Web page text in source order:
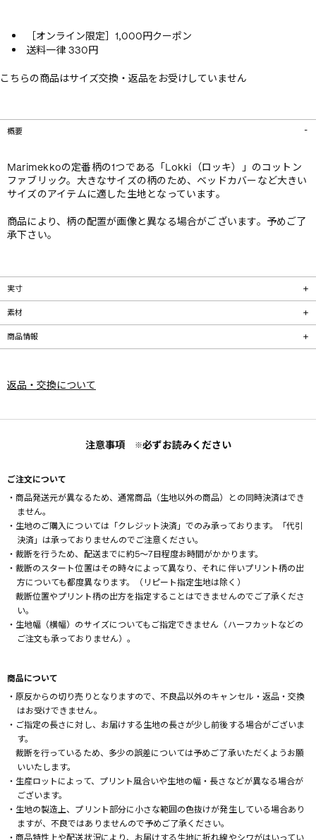
［オンライン限定］1,000円クーポン
送料一律 330円
こちらの商品はサイズ交換・返品をお受けしていません
概要
Marimekkoの定番柄の1つである「Lokki（ロッキ）」のコットン
ファブリック。大きなサイズの柄のため、ベッドカバーなど大きい
サイズのアイテムに適した生地となっています。
商品により、柄の配置が画像と異なる場合がございます。予めご了
承下さい。
実寸
素材
商品情報
返品・交換について
注意事項 ※必ずお読みください
ご注文について
・商品発送元が異なるため、通常商品（生地以外の商品）との同時決済はでき
ません。
・生地のご購入については「クレジット決済」でのみ承っております。「代引
決済」は承っておりませんのでご注意ください。
・裁断を行うため、配送までに約5～7日程度お時間がかかります。
・裁断のスタート位置はその時々によって異なり、それに伴いプリント柄の出
方についても都度異なります。（リピート指定生地は除く）
裁断位置やプリント柄の出方を指定することはできませんのでご了承くださ
い。
・生地幅（横幅）のサイズについてもご指定できません（ハーフカットなどの
ご注文も承っておりません）。
商品について
・原反からの切り売りとなりますので、不良品以外のキャンセル・返品・交換
はお受けできません。
・ご指定の長さに対し、お届けする生地の長さが少し前後する場合がございま
す。
裁断を行っているため、多少の誤差については予めご了承いただくようお願
いいたします。
・生産ロットによって、プリント風合いや生地の幅・長さなどが異なる場合が
ございます。
・生地の製造上、プリント部分に小さな範囲の色抜けが発生している場合あり
ますが、不良ではありませんので予めご了承ください。
・商品特性上や配送状況により、お届けする生地に折れ線やシワがはいってい